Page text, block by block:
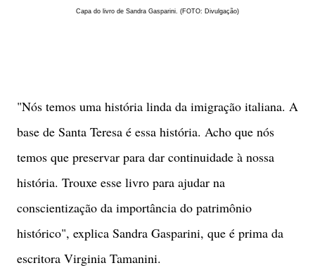
Capa do livro de Sandra Gasparini. (FOTO: Divulgação)
"Nós temos uma história linda da imigração italiana. A
base de Santa Teresa é essa história. Acho que nós
temos que preservar para dar continuidade à nossa
história. Trouxe esse livro para ajudar na
conscientização da importância do patrimônio
histórico", explica Sandra Gasparini, que é prima da
escritora Virginia Tamanini.